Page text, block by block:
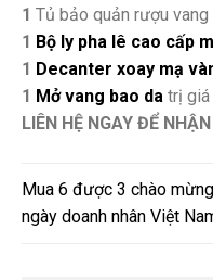
1 Tủ bảo quản rượu
1 Bộ ly pha lê cao cấp
1 Decanter xoay mạ
1 Mở vang bao da trị giá
LIÊN HỆ NGAY ĐỂ
Mua 6 được 3 chào mừng
ngày doanh nhân Việt